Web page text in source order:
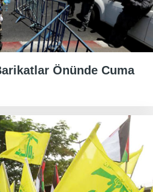
Önünde Cuma